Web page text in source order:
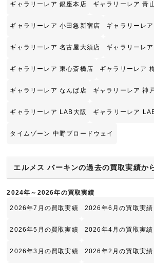
ギャラリーレア 銀座本店 ギャラリーレア 青
ギャラリーレア 小田急新宿店 ギャラリーレ
ギャラリーレア 名古屋大須店 ギャラリーレ
ギャラリーレア 東心斎橋店 ギャラリーレア
ギャラリーレア なんば店 ギャラリーレア 神
ギャラリーレア LAB大阪 ギャラリーレア
タイムゾーン 中野ブロードウェイ
エルメス バーキンの過去の買取実績か
2024年～2026年の買取実績
2026年7月の買取実績 2026年6月の買取実績
2026年5月の買取実績 2026年4月の買取実績
2026年3月の買取実績 2026年2月の買取実績